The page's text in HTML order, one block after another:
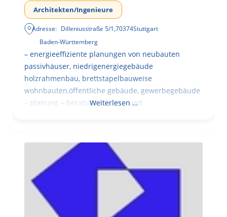
Architekten/Ingenieure
Adresse: Dilleniusstraße 5/1,70374Stuttgart
Baden-Württemberg
– energieeffiziente planungen von neubauten
passivhäuser, niedrigenergiegebäude
holzrahmenbau, brettstapelbauweise
wohnbauten,öffentliche gebäude, gewerbegebäude
– planung + beratung bei an – und
Weiterlesen …